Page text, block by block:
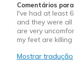
Comentários
I've had at least
and they were
are very
my feet are killing
Mostrar tradução